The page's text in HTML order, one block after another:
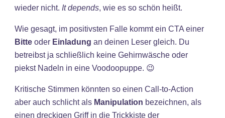
wieder nicht. It depends, wie es so schön heißt.
Wie gesagt, im positivsten Falle kommt ein CTA einer
Bitte oder Einladung an deinen Leser gleich. Du
betreibst ja schließlich keine Gehirnwäsche oder
piekst Nadeln in eine Voodoopuppe. 😉
Kritische Stimmen könnten so einen Call-to-Action
aber auch schlicht als Manipulation bezeichnen, als
einen dreckigen Griff in die Trickkiste der